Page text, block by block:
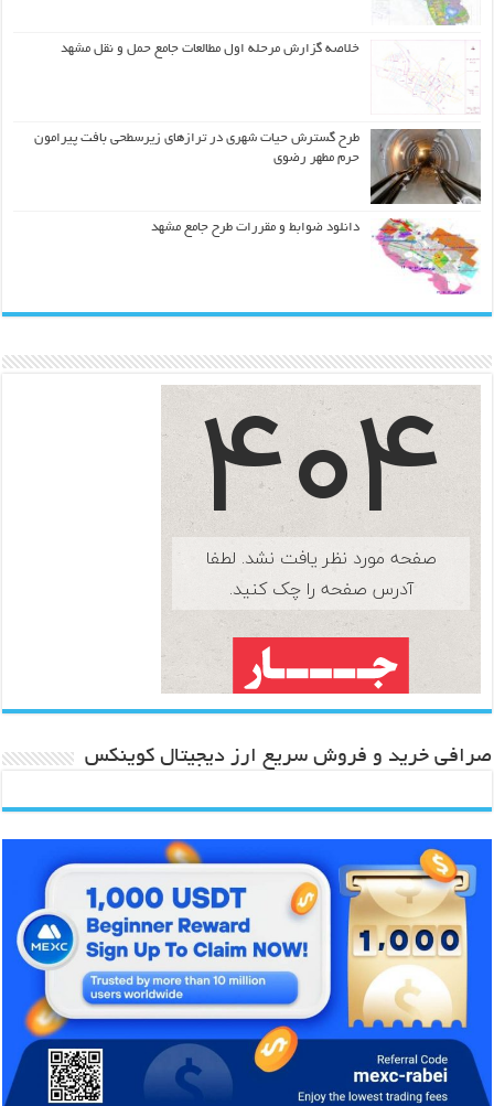
خلاصه گزارش مرحله اول مطالعات جامع حمل و نقل مشهد
طرح گسترش حیات شهري در ترازهاي زیرسطحی بافت پیرامون
حرم مطهر رضوي
دانلود ضوابط و مقررات طرح جامع مشهد
صرافی خرید و فروش سریع ارز دیجیتال کوینکس